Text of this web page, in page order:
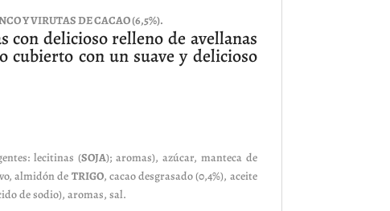
Y VIRUTAS DE CACAO (6,5%).
con delicioso relleno de avellanas
cubierto con un suave y delicioso
lecitinas (SOJA); aromas), azúcar, manteca de
almidón de TRIGO, cacao desgrasado (0,4%), aceite
de sodio), aromas, sal.